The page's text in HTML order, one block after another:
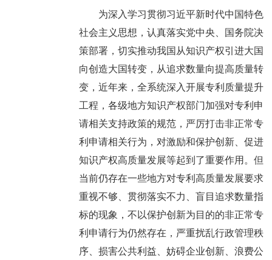
为深入学习贯彻习近平新时代中国特色
社会主义思想，认真落实党中央、国务院决
策部署，切实推动我国从知识产权引进大国
向创造大国转变，从追求数量向提高质量转
变，近年来，全系统深入开展专利质量提升
工程，各级地方知识产权部门加强对专利申
请相关支持政策的规范，严厉打击非正常专
利申请相关行为，对激励和保护创新、促进
知识产权高质量发展等起到了重要作用。但
当前仍存在一些地方对专利高质量发展要求
重视不够、贯彻落实不力、盲目追求数量指
标的现象，不以保护创新为目的的非正常专
利申请行为仍然存在，严重扰乱行政管理秩
序、损害公共利益、妨碍企业创新、浪费公